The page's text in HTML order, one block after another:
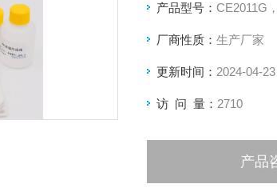
产品型号： CE2011G
厂商性质： 生产厂家
更新时间： 2024-04-23
访 问 量： 2710
产品